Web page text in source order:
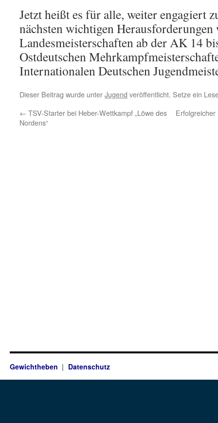
Jetzt heißt es für alle, weiter engagiert
nächsten wichtigen Herausforderungen
Landesmeisterschaften ab der AK 14
Ostdeutschen
Internationalen Deutschen
Dieser Beitrag wurde unterJugend veröffentlicht. Setze ein
← TSV-Starter bei Heber-Wettkampf „Löwe des
Nordens“
Gewichtheben Datenschutz